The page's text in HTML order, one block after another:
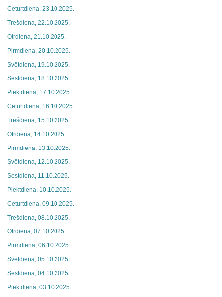
Ceturtdiena, 23.10.2025.
Trešdiena, 22.10.2025.
Otrdiena, 21.10.2025.
Pirmdiena, 20.10.2025.
Svētdiena, 19.10.2025.
Sestdiena, 18.10.2025.
Piektdiena, 17.10.2025.
Ceturtdiena, 16.10.2025.
Trešdiena, 15.10.2025.
Otrdiena, 14.10.2025.
Pirmdiena, 13.10.2025.
Svētdiena, 12.10.2025.
Sestdiena, 11.10.2025.
Piektdiena, 10.10.2025.
Ceturtdiena, 09.10.2025.
Trešdiena, 08.10.2025.
Otrdiena, 07.10.2025.
Pirmdiena, 06.10.2025.
Svētdiena, 05.10.2025.
Sestdiena, 04.10.2025.
Piektdiena, 03.10.2025.